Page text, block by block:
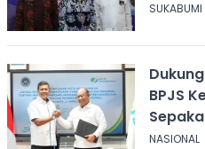
SUKABUMI
BPJS
di
NASIONAL